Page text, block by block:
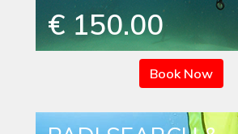
€ 150.00
Book Now